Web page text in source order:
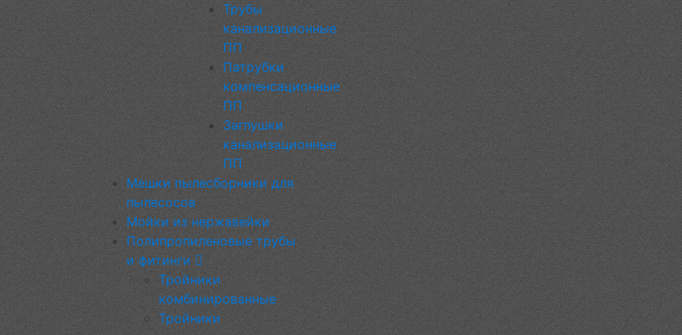
Трубы
канализационные
ПП
Патрубки
компенсационные
ПП
Заглушки
канализационные
ПП
Мешки пылесборники для
пылесосов
Мойки из нержавейки
Полипропиленовые трубы
и фитинги
Тройники
комбинированные
Тройники